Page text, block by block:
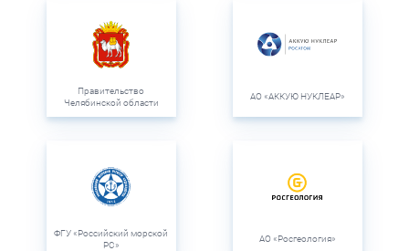
Правительство
Челябинской области
АО «АККУЮ НУКЛЕАР»
ФГУ «Российский морской
РС»
АО «Росгеология»